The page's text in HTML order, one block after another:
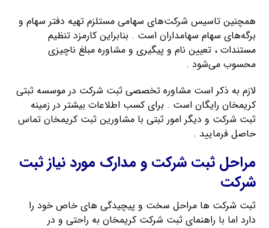
همچنین تاسیس شرکت‌های سهامی مستلزم تهیه دفتر سهام و
برگه‌های سهام سهامداران است . بنابراین کارمزد تنظیم
مستندات ، تعیین نام و پیگیری و مشاوره مبلغ ناچیزی
محسوب می‌شود .
لازم به ذکر است مشاوره تخصصی ثبت شرکت در موسسه ثبتی
کریمخان رایگان است . برای کسب اطلاعات بیشتر در زمینه
ثبت شرکت و دیگر امور ثبتی با مشاورین ثبت کریمخان تماس
حاصل فرمایید .
مراحل ثبت شرکت و مدارک مورد نیاز ثبت
شرکت
ثبت شرکت ها مراحل سخت و پیچیدگی های خاص خود را
دارد اما با راهنمای ثبت شرکت کریمخان به راحتی و در